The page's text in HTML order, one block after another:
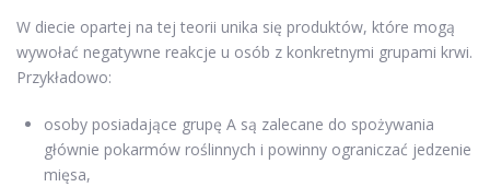
W diecie opartej na tej teorii unika się produktów, które mogą
wywołać negatywne reakcje u osób z konkretnymi grupami krwi.
Przykładowo:
osoby posiadające grupę A są zalecane do spożywania
głównie pokarmów roślinnych i powinny ograniczać jedzenie
mięsa,